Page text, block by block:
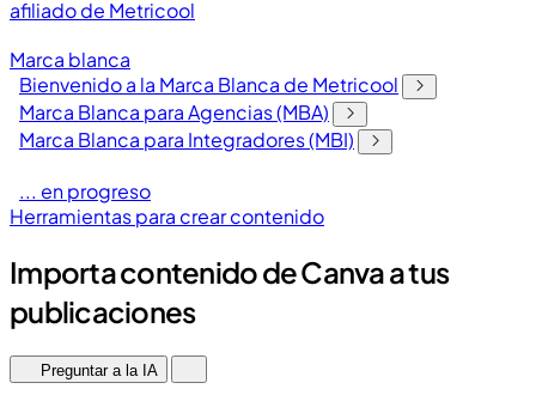
afiliado de Metricool
Marca blanca
Bienvenido a la Marca Blanca de Metricool
Marca Blanca para Agencias (MBA)
Marca Blanca para Integradores (MBI)
... en progreso
Herramientas para crear contenido
Importa contenido de Canva a tus
publicaciones
Preguntar a la IA